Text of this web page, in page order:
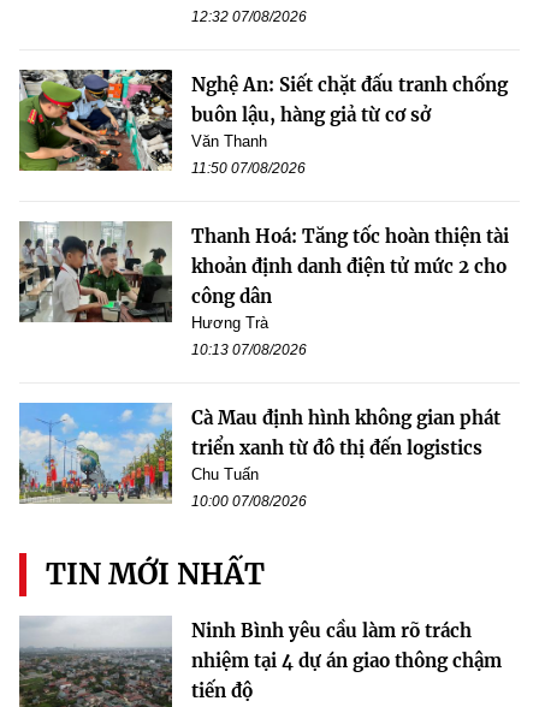
12:32 07/08/2026
Nghệ An: Siết chặt đấu tranh chống
buôn lậu, hàng giả từ cơ sở
Văn Thanh
11:50 07/08/2026
Thanh Hoá: Tăng tốc hoàn thiện tài
khoản định danh điện tử mức 2 cho
công dân
Hương Trà
10:13 07/08/2026
Cà Mau định hình không gian phát
triển xanh từ đô thị đến logistics
Chu Tuấn
10:00 07/08/2026
TIN MỚI NHẤT
Ninh Bình yêu cầu làm rõ trách
nhiệm tại 4 dự án giao thông chậm
tiến độ